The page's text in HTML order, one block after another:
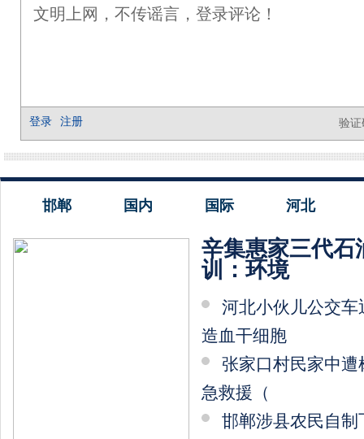
邯郸 国内 国际 河北
辛集惠家三代石
训：环境
河北小伙儿公交
造血干细胞
张家口村民家中遭
急救援（
邯郸涉县农民自制